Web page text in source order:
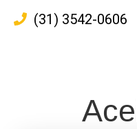
(31) 3542-0606